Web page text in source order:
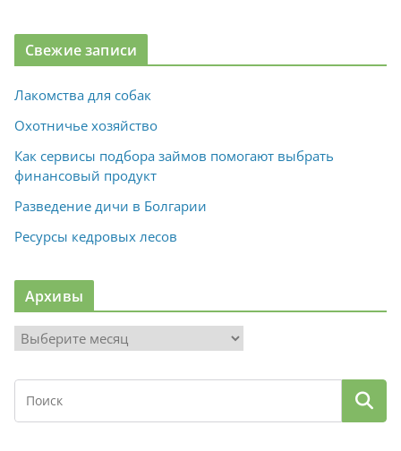
Свежие записи
Лакомства для собак
Охотничье хозяйство
Как сервисы подбора займов помогают выбрать
финансовый продукт
Разведение дичи в Болгарии
Ресурсы кедровых лесов
Архивы
р
х
в